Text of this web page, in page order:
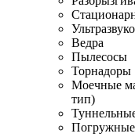
Ведра
Пылесосы
Торнадоры
Моечные
тип)